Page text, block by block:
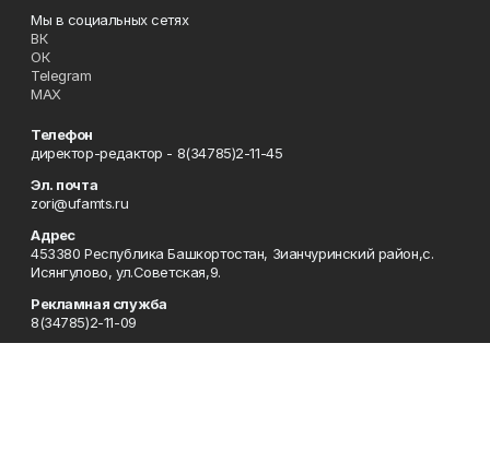
Мы в социальных сетях
ВК
ОК
Telegram
MAX
Телефон
директор-редактор - 8(34785)2-11-45
Эл. почта
zori@ufamts.ru
Адрес
453380 Республика Башкортостан, Зианчуринский район,с.
Исянгулово, ул.Советская,9.
Рекламная служба
8(34785)2-11-09